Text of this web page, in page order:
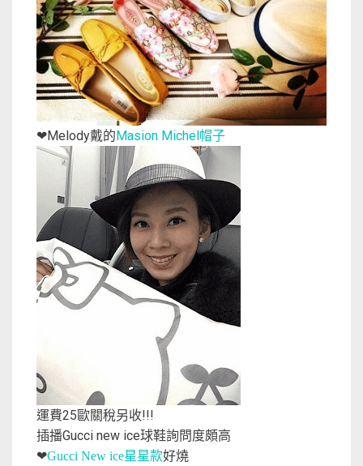
❤Melody戴的 Masion Michel帽子
運費25歐關稅另收!!!
插播Gucci new ice球鞋詢問度頗高
❤Gucci New ice星星款好燒